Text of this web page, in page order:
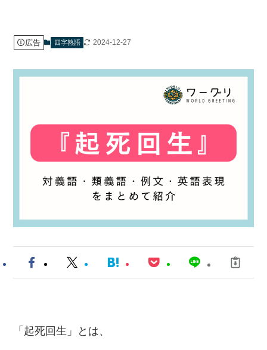
広告 四字熟語 2024-12-27
「起死回生」とは、